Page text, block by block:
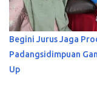
Begini Jurus Jaga
Padangsidimpuan
Up